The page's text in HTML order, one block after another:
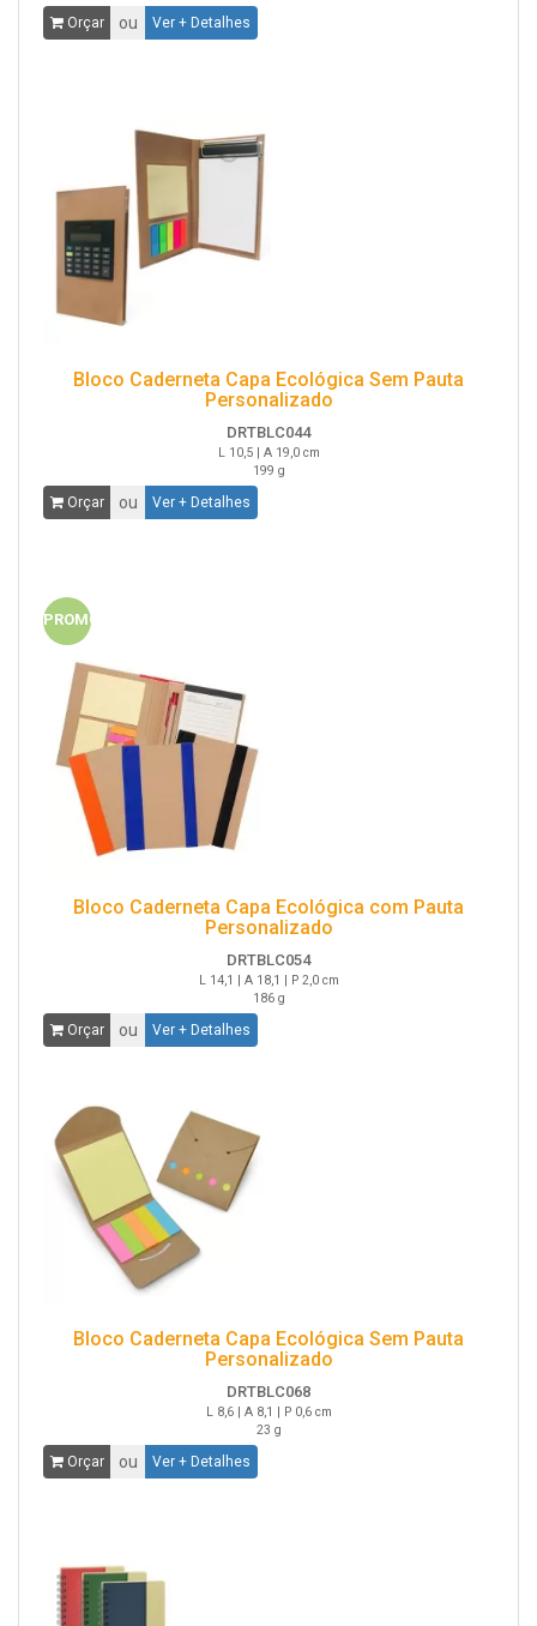
Orçar ou Ver + Detalhes
Bloco Caderneta Capa Ecológica Sem Pauta
Personalizado
DRTBLC044
L 10,5 | A 19,0 cm
199 g
Orçar ou Ver + Detalhes
PROMO
Bloco Caderneta Capa Ecológica com Pauta
Personalizado
DRTBLC054
L 14,1 | A 18,1 | P 2,0 cm
186 g
Orçar ou Ver + Detalhes
Bloco Caderneta Capa Ecológica Sem Pauta
Personalizado
DRTBLC068
L 8,6 | A 8,1 | P 0,6 cm
23 g
Orçar ou Ver + Detalhes